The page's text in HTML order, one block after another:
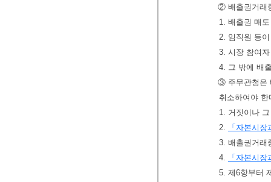
② 배출권거래
1. 배출권 매
2. 임직원 등
3. 시장 참여
4. 그 밖에 배
③ 주무관청은
취소하여야 한
1. 거짓이나
2.
「자본시
3. 배출권거래
4.
「자본시
5. 제6항부터